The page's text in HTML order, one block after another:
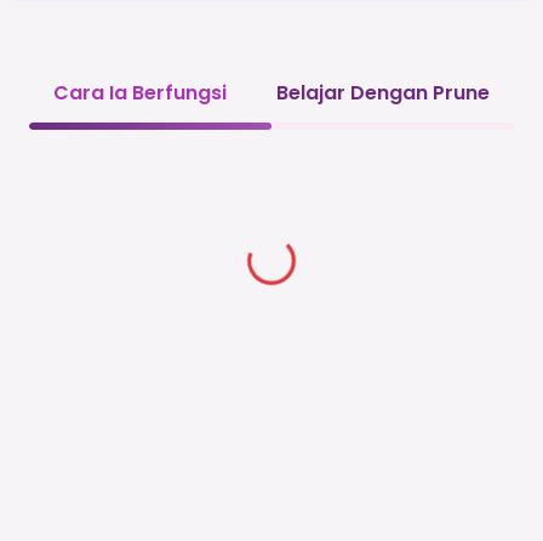
Cara Ia Berfungsi Belajar Dengan Prune